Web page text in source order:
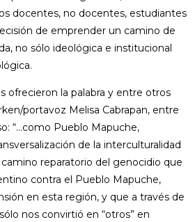
docentes, no docentes, estudiantes
de emprender un camino de
no sólo ideológica e institucional
ofrecieron la palabra y entre otros
portavoz Melisa Cabrapan, entre
“…como Pueblo Mapuche,
de la interculturalidad
reparatorio del genocidio que
contra el Pueblo Mapuche,
en esta región, y que a través de
nos convirtió en “otros” en